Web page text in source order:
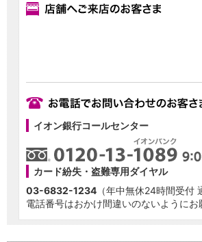
積立式定期預金
資産運用
投資信託 TOP
投信つみたて
金銭信託
金銭信託のしくみ
取扱商品一覧
iDeCo・国民年金基金
iDeCo（個人型確定拠出年金）
イオン銀行コールセンター
カード紛失・盗難専用ダイヤル
03-6832-1234 （年中無休24時間受付
電話番号はおかけ間違いのないようにお